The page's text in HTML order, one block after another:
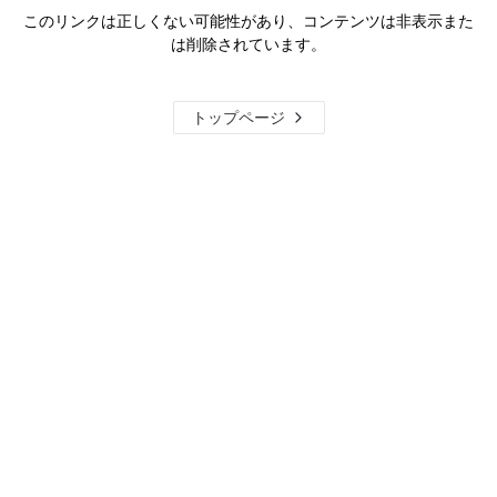
このリンクは正しくない可能性があり、コンテンツは非表示また
は削除されています。
トップページ